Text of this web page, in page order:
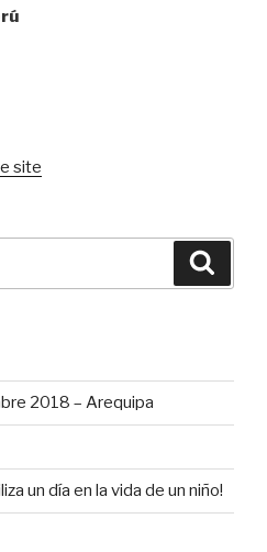
site
2018 – Arequipa
un día en la vida de un niño!